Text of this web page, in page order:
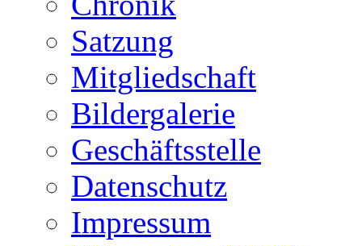
Satzung
Mitgliedschaft
Bildergalerie
Geschäftsstelle
Datenschutz
Impressum